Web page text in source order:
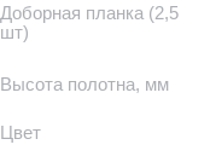
Доборная планка (2,5
шт)
Высота полотна, мм
Цвет